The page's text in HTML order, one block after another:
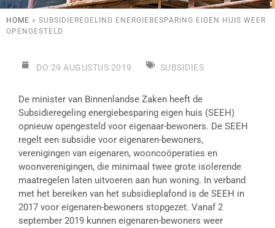
HOME » SUBSIDIEREGELING ENERGIEBESPARING EIGEN HUIS WEER
OPENGESTELD
DO 29 AUGUSTUS 2019 SUBSIDIES
De minister van Binnenlandse Zaken heeft de
Subsidieregeling energiebesparing eigen huis (SEEH)
opnieuw opengesteld voor eigenaar-bewoners. De SEEH
regelt een subsidie voor eigenaren-bewoners,
verenigingen van eigenaren, wooncoöperaties en
woonverenigingen, die minimaal twee grote isolerende
maatregelen laten uitvoeren aan hun woning. In verband
met het bereiken van het subsidieplafond is de SEEH in
2017 voor eigenaren-bewoners stopgezet. Vanaf 2
september 2019 kunnen eigenaren-bewoners weer